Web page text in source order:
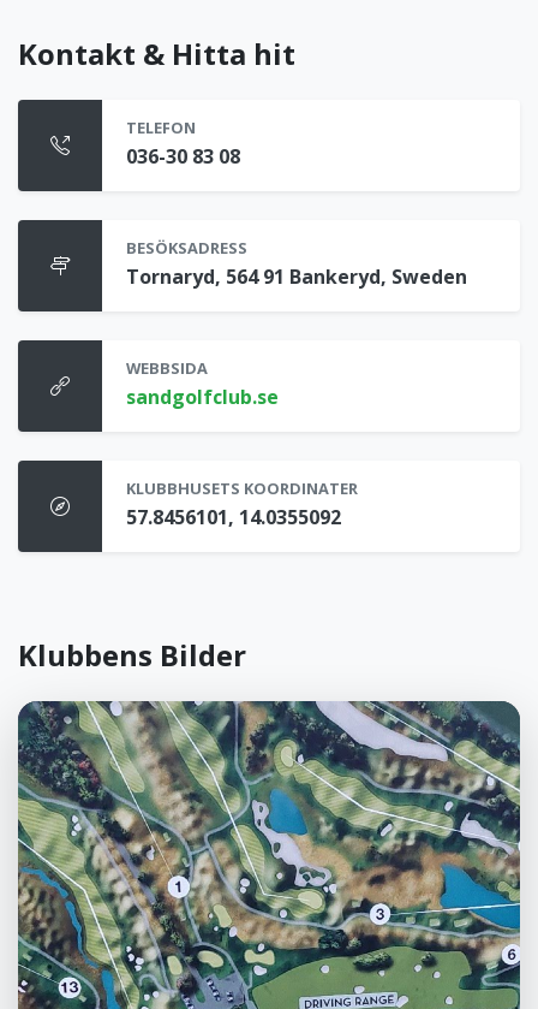
Kontakt & Hitta hit
TELEFON
036-30 83 08
BESÖKSADRESS
Tornaryd, 564 91 Bankeryd, Sweden
WEBBSIDA
sandgolfclub.se
KLUBBHUSETS KOORDINATER
57.8456101, 14.0355092
Klubbens Bilder